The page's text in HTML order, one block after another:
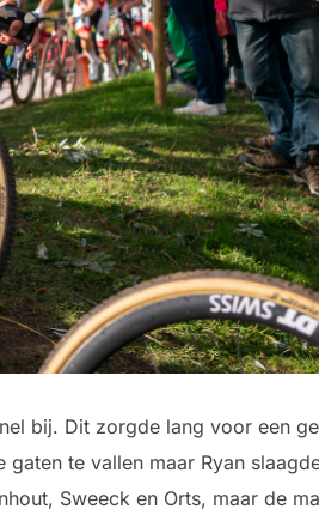
bij. Dit zorgde lang voor een
te vallen maar Ryan
Sweeck en Orts, maar de